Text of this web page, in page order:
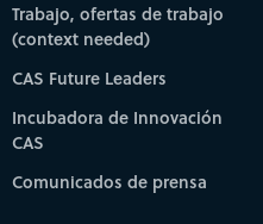
Trabajo, ofertas de trabajo
(context needed)
CAS Future Leaders
Incubadora de Innovación
CAS
Comunicados de prensa